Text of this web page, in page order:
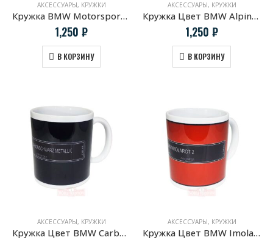
АКСЕССУАРЫ, КРУЖКИ
Кружка BMW Motorsport Colors
1,250 ₽
В КОРЗИНУ
АКСЕССУАРЫ, КРУЖКИ
Кружка Цвет BMW Alpinweiss 3
1,250 ₽
В КОРЗИНУ
АКСЕССУАРЫ, КРУЖКИ
Кружка Цвет BMW Carbonschwarz Metallic
АКСЕССУАРЫ, КРУЖКИ
Кружка Цвет BMW Imola red